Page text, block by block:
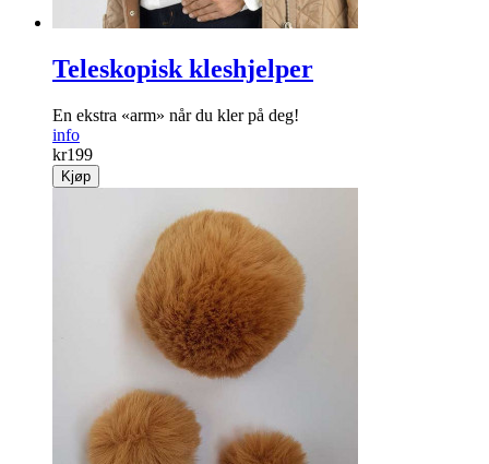
Teleskopisk kleshjelper
En ekstra «arm» når du kler på deg!
info
kr199
Kjøp